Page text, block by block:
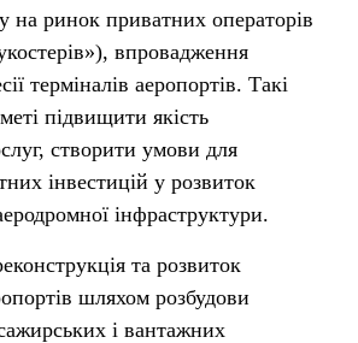
на ринок приватних операторів
впровадження
терміналів аеропортів. Такі
підвищити якість
створити умови для
інвестицій у розвиток
інфраструктури.
та розвиток
шляхом розбудови
і вантажних